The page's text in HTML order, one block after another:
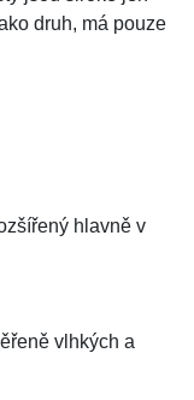
druh, má pouze
hlavně v
vlhkých a